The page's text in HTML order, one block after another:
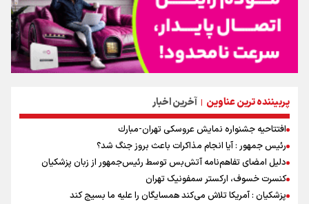
پربیننده ترین عناوین | آخرین اخبار
افتتاحیه جشنواره نمايش عروسكى تهران-مبارك
رئیس جمهور : آیا انجام مذاکرات باعث بروز جنگ شد؟
دلیل امضای تفاهم‌نامه آتش‌بس توسط رئیس‌جمهور از زبان پزشکیان
کنسرت خسوف، ارکستر سمفونیک تهران
پزشکیان : آمریکا تلاش می‌کند همسایگان را علیه ما بسیج کند